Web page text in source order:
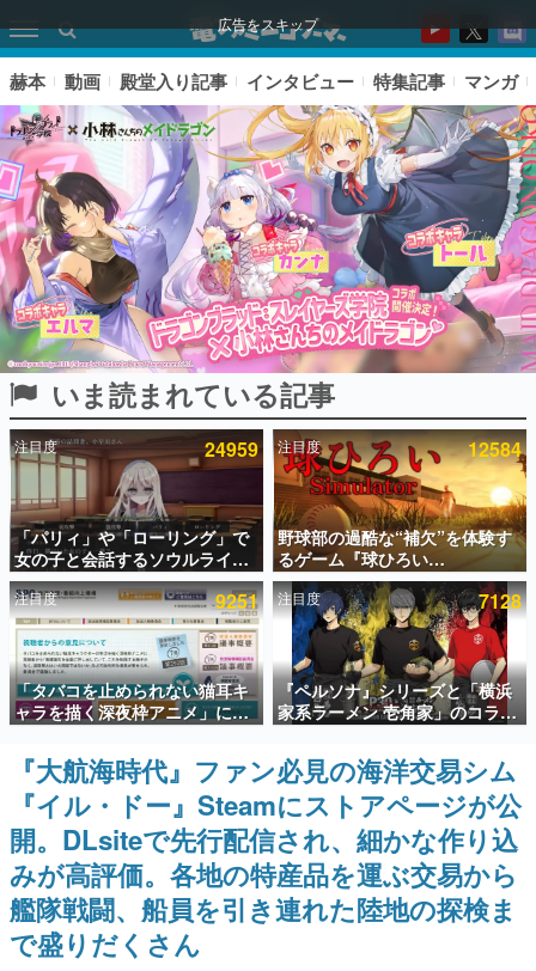
広告をスキップ
ピックアップ
電ファミのいま読まれている記事ランキング
アプリセール情報
インタビュー
連載・特集一覧
殿堂入り記事
SNS拡散数が数千以上！ ページビュー数万以上！ などな
ど。多くの人々に読まれた、電ファミ渾身の“殿堂入り”記
事をまとめました。
ゲームの企画書
名作ゲームクリエイターの方々に製作時のエピソードをお
聞きし、ヒットする企画（ゲーム）とは何か？を探ってい
きます。
赫本
この物語を解いてはいけない。『赫本』は、〈試験問題〉
の形をした短編ホラー小説集です。
新世代に訊く
赫本 動画 殿堂入り記事 インタビュー 特集記事 マンガ
いま読まれている記事
注目度 24959
「パリィ」や「ローリング」で
女の子と会話するソウルライク
恋愛ゲーム『小早川さんはソウ
ルライク』無料公開。返事に失
敗すると「YOU DIED」
注目度 12584
野球部の過酷な“補欠”を体験す
るゲーム『球ひろい
Simulator』が「1件」のウィッ
シュリストをもとにチェコ語に
対応しSNSで話題に。『キング
ダム・カム』開発元やチェコの
プロ野球選手から称賛の声
注目度 9251
「タバコを止められない猫耳キ
ャラを描く深夜枠アニメ」に視
聴者の一部から批判意見。違法
薬物の使用と思しき描写も含め
て、BPOが議論を交わす
注目度 7128
『ペルソナ』シリーズと「横浜
家系ラーメン 壱角家」のコラボ
が8月21日から開催。”はがく
れ”風とんこつラーメンや、おい
しく食べられるカレーラーメン
がラインナップ
『大航海時代』ファン必見の海洋交易シム
『イル・ドー』Steamにストアページが公
開。DLsiteで先行配信され、細かな作り込
みが高評価。各地の特産品を運ぶ交易から
艦隊戦闘、船員を引き連れた陸地の探検ま
で盛りだくさん